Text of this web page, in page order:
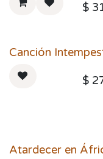
$
Canción
$
Atardecer en